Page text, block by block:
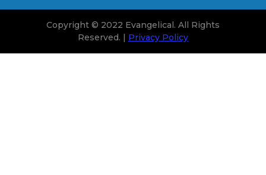
Copyright © 2022 Evangelical. All Rights
Reserved. | Privacy Policy